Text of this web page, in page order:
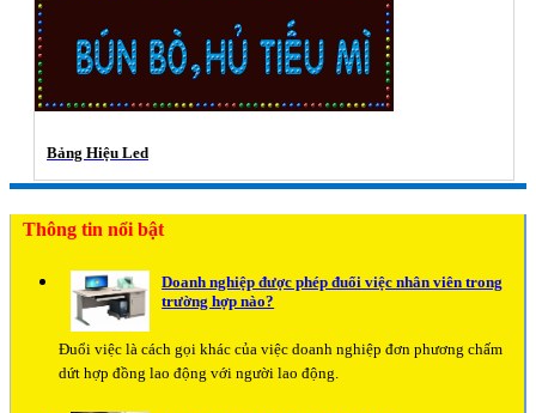
Bảng Hiệu Led
Thông tin nổi bật
Doanh nghiệp được phép đuổi việc nhân viên trong
trường hợp nào?
Đuổi việc là cách gọi khác của việc doanh nghiệp đơn phương chấm
dứt hợp đồng lao động với người lao động.